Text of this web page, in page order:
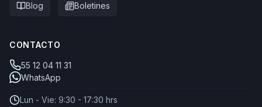
Blog Boletines
CONTACTO
55 12 04 11 31
WhatsApp
Lun - Vie: 9:30 - 17:30 hrs